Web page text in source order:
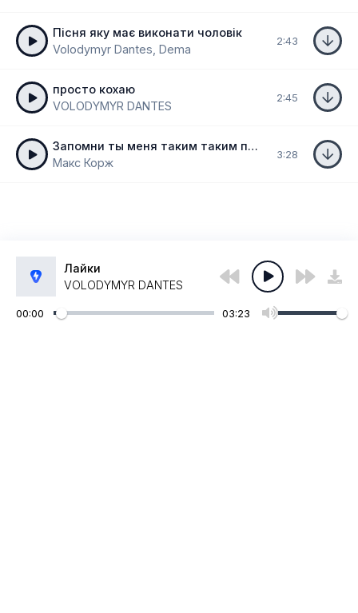
Пісня яку має виконати чоловік
Volodymyr Dantes, Dema
2:43
просто кохаю
VOLODYMYR DANTES
2:45
Запомни ты меня таким таким придурком
Макс Корж
3:28
Лайки
VOLODYMYR DANTES
00:00 03:23